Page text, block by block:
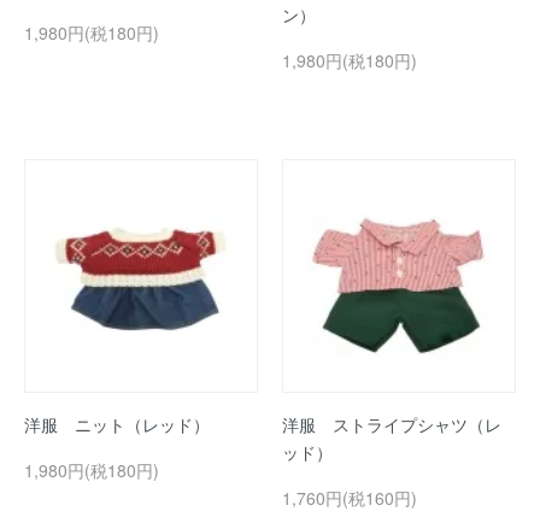
1,980円(税180円)
ン）
1,980円(税180円)
洋服 ニット（レッド）
1,980円(税180円)
洋服 ストライプシャツ（レ
ッド）
1,760円(税160円)